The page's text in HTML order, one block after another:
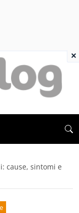
cause, sintomi e
×